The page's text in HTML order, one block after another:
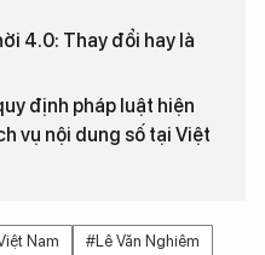
4.0: Thay đổi hay là
định pháp luật hiện
vụ nội dung số tại Việt
Nam
#Lê Văn Nghiêm